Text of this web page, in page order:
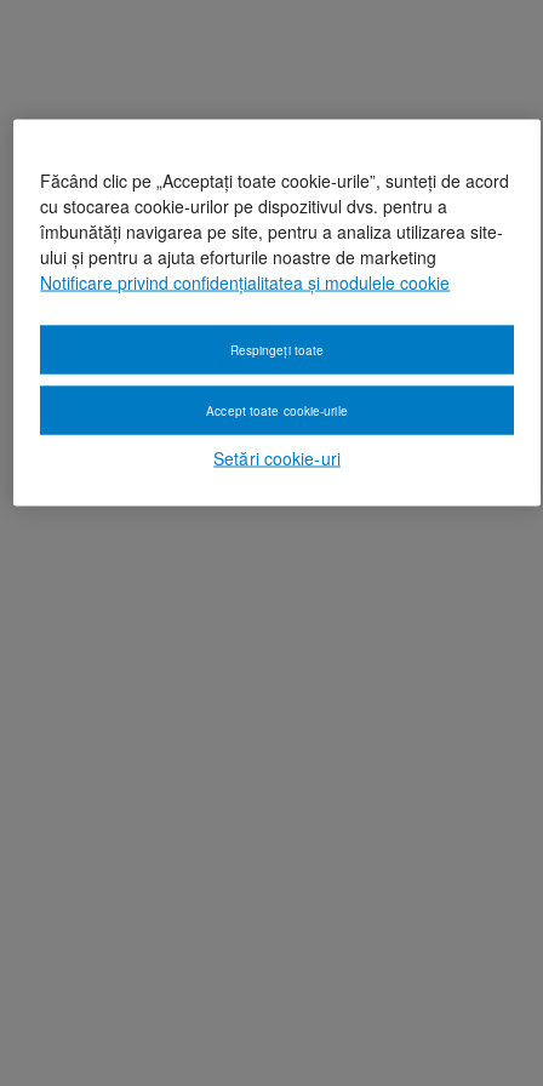
Făcând clic pe „Acceptați toate cookie-urile”, sunteți de acord
cu stocarea cookie-urilor pe dispozitivul dvs. pentru a
îmbunătăți navigarea pe site, pentru a analiza utilizarea site-
ului și pentru a ajuta eforturile noastre de marketing
Notificare privind confidențialitatea și modulele cookie
Setări cookie-uri
Respingeți toate
Accept toate cookie-urile